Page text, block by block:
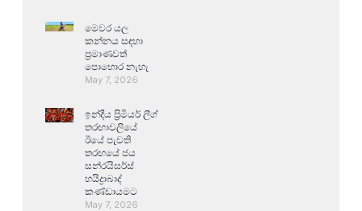
මෙවර යල
කන්නය සඳහා
ප්‍රමාණවත්
පොහොර නැහැ
May 7, 2026
ඉන්දීය ප්‍රිමියර් ලීග්
තරඟාවලියේ
ඊයේ පැවති
තරඟයේ ජය
සන්රයිසර්ස්
හයිද්‍රාබාද්
කණ්ඩායමට
May 7, 2026